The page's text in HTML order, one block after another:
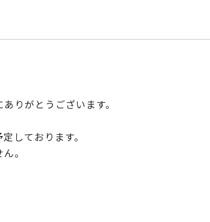
りがとうございます。
しております。
。